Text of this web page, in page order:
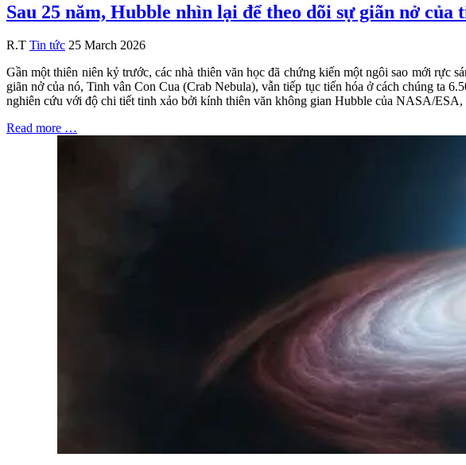
Sau 25 năm, Hubble nhìn lại để theo dõi sự giãn nở của
R.T Tin tức 25 March 2026
Gần một thiên niên kỷ trước, các nhà thiên văn học đã chứng kiến một ngôi sao mới rực
giãn nở của nó, Tinh vân Con Cua (Crab Nebula), vẫn tiếp tục tiến hóa ở cách chúng ta
nghiên cứu với độ chi tiết tinh xảo bởi kính thiên văn không gian Hubble của NASA/
Read more …